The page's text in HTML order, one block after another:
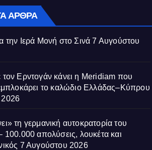
ΆΡΘΡΑ
την Ιερά Μονή στο Σινά 7 Αυγούστου
τον Ερντογάν κάνει η Meridiam που
το καλώδιο Ελλάδας–Κύπρου
τη γερμανική αυτοκρατορία του
100.000 απολύσεις, λουκέτα και
7 Αυγούστου 2026